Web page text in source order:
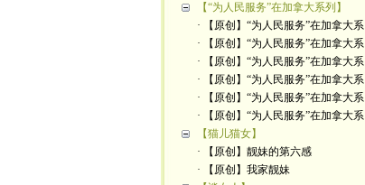
【“为人民服务”在加拿大系列】
· 【原创】“为人民服务”在加拿大系
· 【原创】“为人民服务”在加拿大系
· 【原创】“为人民服务”在加拿大系
· 【原创】“为人民服务”在加拿大系
· 【原创】“为人民服务”在加拿大系
· 【原创】“为人民服务”在加拿大系
【猫儿猫女】
· 【原创】靓妹的第六感
· 【原创】我家靓妹